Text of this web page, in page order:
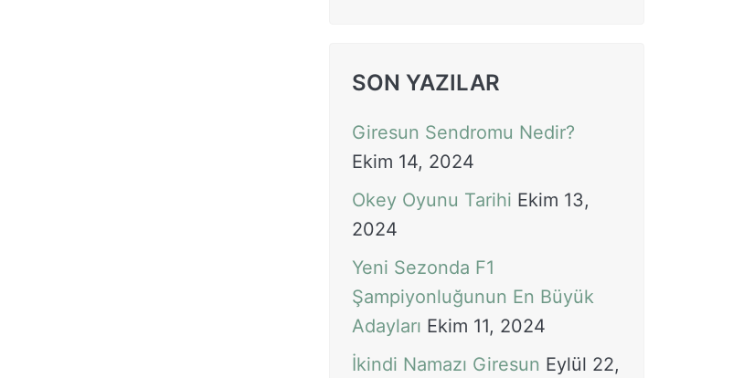
SON YAZILAR
Giresun Sendromu Nedir?
Ekim 14, 2024
Okey Oyunu Tarihi Ekim 13,
2024
Yeni Sezonda F1
Şampiyonluğunun En Büyük
Adayları Ekim 11, 2024
İkindi Namazı Giresun Eylül 22,